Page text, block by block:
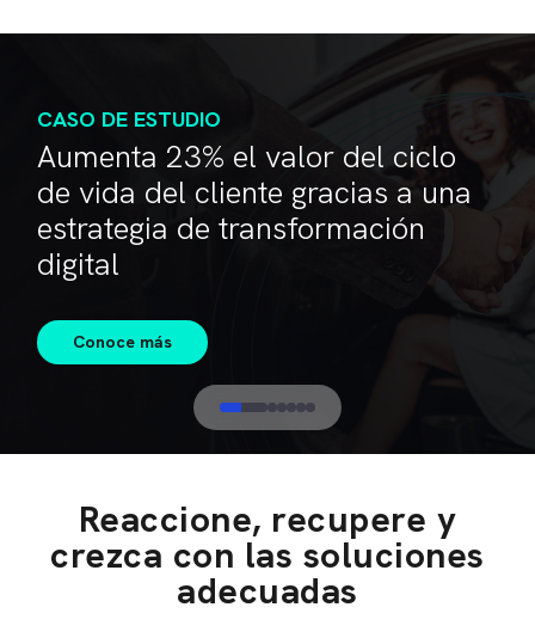
CASO DE ESTUDIO
Aumenta 23% el valor del ciclo
de vida del cliente gracias a una
estrategia de transformación
digital
Conoce más
Reaccione, recupere y
crezca con las soluciones
adecuadas